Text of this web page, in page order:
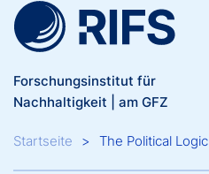
Direkt zum Inhalt
Forschungsinstitut für
Nachhaltigkeit | am GFZ
Breadcrumb
Startseite The Political